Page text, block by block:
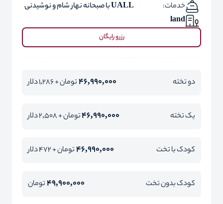
خدمات:
UALL با صبحانه نهار شام و نوشیدنی
land
رزرو رایگان
دو تخته 46,990,000تومان + 1,286 دلار
یک تخته 46,990,000تومان + 2,508 دلار
کودک با تخت 46,990,000تومان + 472 دلار
کودک بدون تخت 49,900,000تومان